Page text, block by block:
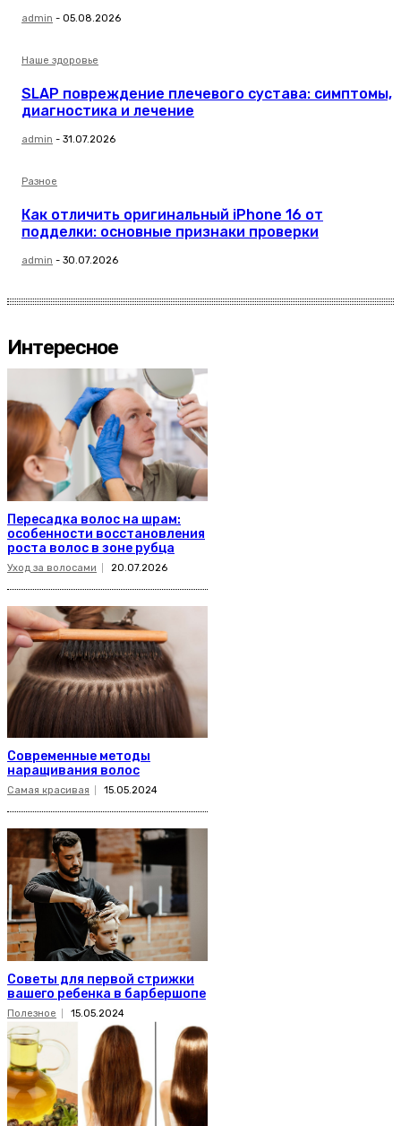
admin - 05.08.2026
Наше здоровье
SLAP повреждение плечевого сустава: симптомы,
диагностика и лечение
admin - 31.07.2026
Разное
Как отличить оригинальный iPhone 16 от
подделки: основные признаки проверки
admin - 30.07.2026
Интересное
Пересадка волос на шрам:
особенности восстановления
роста волос в зоне рубца
Уход за волосами 20.07.2026
Современные методы
наращивания волос
Самая красивая 15.05.2024
Советы для первой стрижки
вашего ребенка в барбершопе
Полезное 15.05.2024